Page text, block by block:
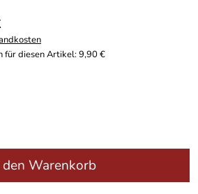
für diesen Artikel: 9,90 €
den Warenkorb